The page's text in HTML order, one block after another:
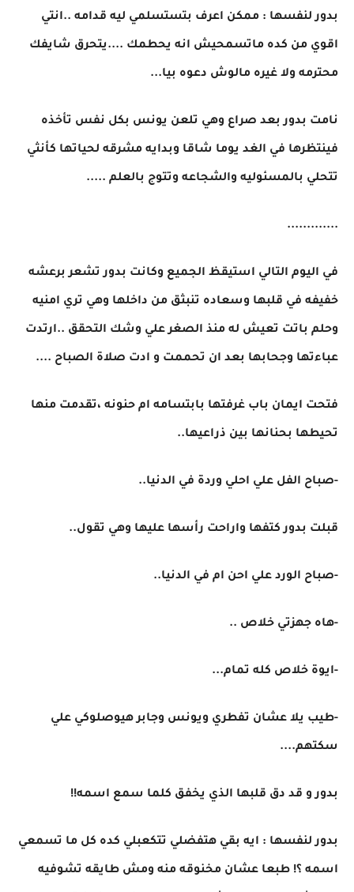
بدور لنفسها : ممكن اعرف بتستسلمي ليه قدامه ..انتي
اقوي من كده ماتسمحيش انه يحطمك ....يتحرق شايفك
محترمه ولا غيره مالوش دعوه بيا...
نامت بدور بعد صراع وهي تلعن يونس بكل نفس تأخذه
فينتظرها في الغد يوما شاقا وبدايه مشرقه لحياتها كأنثي
تتحلي بالمسئوليه والشجاعه وتتوج بالعلم .....
.............
في اليوم التالي استيقظ الجميع وكانت بدور تشعر برعشه
خفيفه في قلبها وسعاده تنبثق من داخلها وهي تري امنيه
وحلم باتت تعيش له منذ الصغر علي وشك التحقق ..ارتدت
عباءتها وجحابها بعد ان تحممت و ادت صلاة الصباح ....
فتحت ايمان باب غرفتها بابتسامه ام حنونه ،تقدمت منها
تحيطها بحنانها بين ذراعيها..
-صباح الفل علي احلي وردة في الدنيا..
قبلت بدور كتفها واراحت رأسها عليها وهي تقول..
-صباح الورد علي احن ام في الدنيا..
-هاه جهزتي خلاص ..
-ايوة خلاص كله تمام...
-طيب يلا عشان تفطري ويونس وجابر هيوصلوكي علي
سكتهم....
بدور و قد دق قلبها الذي يخفق كلما سمع اسمه!!
بدور لنفسها : ايه بقي هتفضلي تتكعبلي كده كل ما تسمعي
اسمه ؟! طبعا عشان مخنوقه منه ومش طايقه تشوفيه